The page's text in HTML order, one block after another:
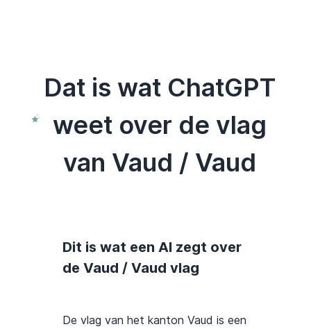
Dat is wat ChatGPT
weet over de vlag
van Vaud / Vaud
Dit is wat een AI zegt over
de Vaud / Vaud vlag
De vlag van het kanton Vaud is een